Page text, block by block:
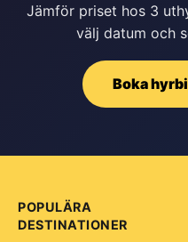
Jämför priset hos 3
välj datum och
Boka
POPULÄRA
DESTINATIONER